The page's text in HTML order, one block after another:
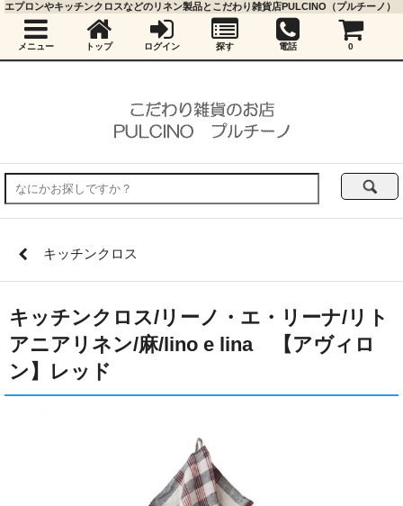
キッチンクロス
キッチンクロス/リーノ・エ・リーナ/リト
アニアリネン/麻/lino e lina 【アヴィロ
ン】レッド
エプロンやキッチンクロスなどのリネン製品とこだわり雑貨店PULCINO（プルチーノ）
メニュー トップ ログイン 探す 電話 0